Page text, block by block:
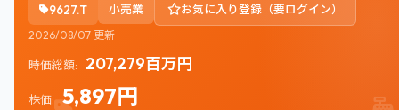
9627.T 小売業 お気に入り登録（要ログイン）
2026/08/07 更新
時価総額: 207,279百万円
株価: 5,897円